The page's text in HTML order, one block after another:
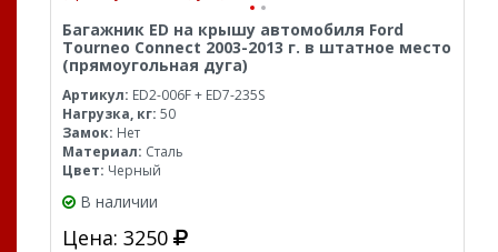
Багажник ED на крышу автомобиля Ford
Tourneo Connect 2003-2013 г. в штатное место
(прямоугольная дуга)
Артикул: ED2-006F + ED7-235S
Нагрузка, кг: 50
Замок: Нет
Материал: Сталь
Цвет: Черный
В наличии
Цена: 3250